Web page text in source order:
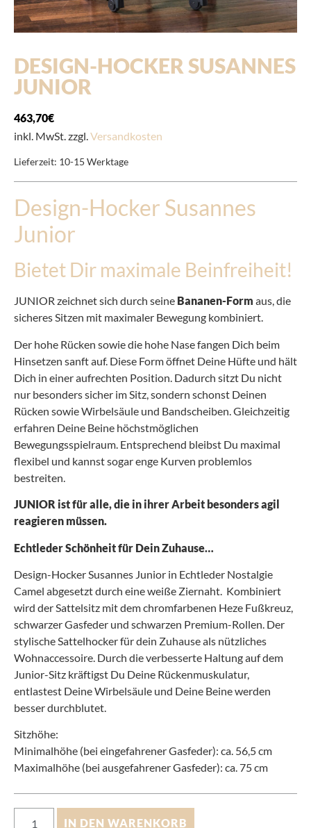
DESIGN-HOCKER SUSANNES
JUNIOR
463,70€
inkl. MwSt. zzgl.Versandkosten
Lieferzeit: 10-15 Werktage
Design-Hocker Susannes
Junior
Bietet Dir maximale Beinfreiheit!
JUNIOR zeichnet sich durch seine Bananen-Form aus, die
sicheres Sitzen mit maximaler Bewegung kombiniert.
Der hohe Rücken sowie die hohe Nase fangen Dich beim
Hinsetzen sanft auf. Diese Form öffnet Deine Hüfte und hält
Dich in einer aufrechten Position. Dadurch sitzt Du nicht
nur besonders sicher im Sitz, sondern schonst Deinen
Rücken sowie Wirbelsäule und Bandscheiben. Gleichzeitig
erfahren Deine Beine höchstmöglichen
Bewegungsspielraum. Entsprechend bleibst Du maximal
flexibel und kannst sogar enge Kurven problemlos
bestreiten.
JUNIOR ist für alle, die in ihrer Arbeit besonders agil
reagieren müssen.
Echtleder Schönheit für Dein Zuhause…
Design-Hocker Susannes Junior in Echtleder Nostalgie
Camel abgesetzt durch eine weiße Ziernaht. Kombiniert
wird der Sattelsitz mit dem chromfarbenen Heze Fußkreuz,
schwarzer Gasfeder und schwarzen Premium-Rollen. Der
stylische Sattelhocker für dein Zuhause als nützliches
Wohnaccessoire. Durch die verbesserte Haltung auf dem
Junior-Sitz kräftigst Du Deine Rückenmuskulatur,
entlastest Deine Wirbelsäule und Deine Beine werden
besser durchblutet.
Sitzhöhe:
Minimalhöhe (bei eingefahrener Gasfeder): ca. 56,5 cm
Maximalhöhe (bei ausgefahrener Gasfeder): ca. 75 cm
IN DEN WARENKORB